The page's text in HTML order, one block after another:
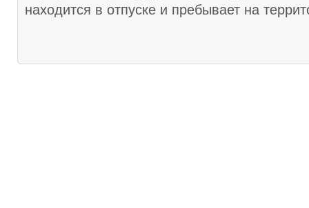
находится в отпуске и пребывает на